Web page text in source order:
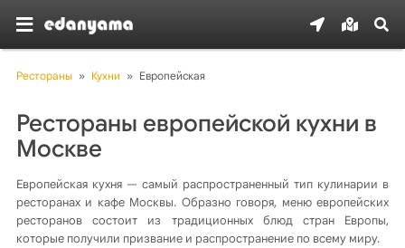
Рестораны » Кухни » Европейская
Рестораны европейской кухни в
Москве
Европейская кухня — самый распространенный тип кулинарии в
ресторанах и кафе Москвы. Образно говоря, меню европейских
ресторанов состоит из традиционных блюд стран Европы,
которые получили призвание и распространение по всему миру.